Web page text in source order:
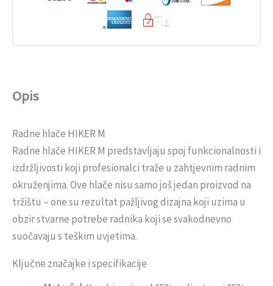
Opis
Radne hlače HIKER M
Radne hlače HIKER M predstavljaju spoj funkcionalnosti i
izdržljivosti koji profesionalci traže u zahtjevnim radnim
okruženjima. Ove hlače nisu samo još jedan proizvod na
tržištu – one su rezultat pažljivog dizajna koji uzima u
obzir stvarne potrebe radnika koji se svakodnevno
suočavaju s teškim uvjetima.
Ključne značajke i specifikacije